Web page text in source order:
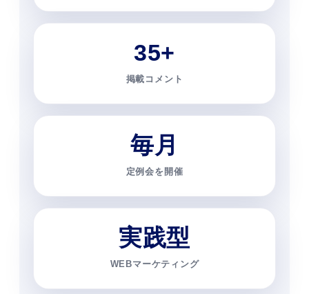
35+
掲載コメント
毎月
定例会を開催
実践型
WEBマーケティング